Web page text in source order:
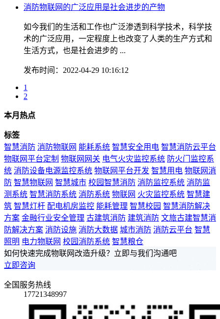
消防物联网的广泛应用是社会进步的产物
如今我们的生活和工作也广泛渗透到科学技术，科学技
术的广泛应用，一定程度上也改变了人类的生产方式和
生活方式，也是社会进步的 ...
发布时间：2022-04-29 10:16:12
1
2
本月热点
标签
智慧消防 消防物联网 能耗系统 智慧安全用电 智慧消防云平台
物联网平台定制 物联网网关 电气火灾监控系统 防火门监控系
统 消防设备电源监控系统 物联网平台开发 智慧用电 物联网消
防 智慧物联网 智慧城市 校园智慧消防 消防监控系统 消防监
测系统 智慧消防系统 消防系统 物联网 火灾监控系统 智慧建
筑 智慧灯杆 配电机房监控 能耗管理 智慧校园 智慧消防解决
方案 金融行业安全管理 古建筑消防 建筑消防 文旅古建智慧消
防解决方案 消防设施 消防大数据 城市消防 消防云平台 智慧
照明 电力物联网 校园消防系统 智慧粮仓
如何快速完成物联网改造升级？立即与我们沟通吧
立即咨询
全国服务热线
17721348997